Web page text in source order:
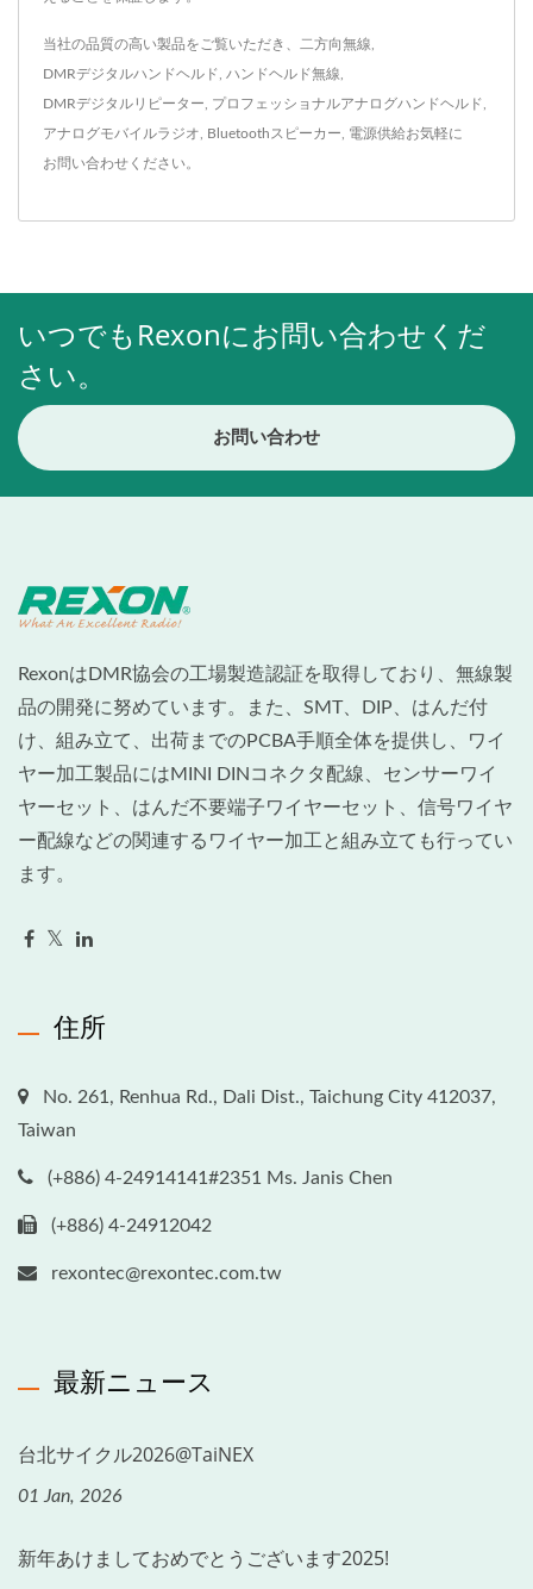
当社の品質の高い製品をご覧いただき、 二方向無線
DMRデジタルハンドヘルド ハンドヘルド無線
DMRデジタルリピーター プロフェッショナルアナログハンドヘルド
アナログモバイルラジオ Bluetoothスピーカー 電源供給お気軽に
お問い合わせ ください。
いつでもRexonにお問い合わせくだ
さい。
お問い合わせ
RexonはDMR協会の工場製造認証を取得しており、無線製
品の開発に努めています。また、SMT、DIP、はんだ付
け、組み立て、出荷までのPCBA手順全体を提供し、ワイ
ヤー加工製品にはMINI DINコネクタ配線、センサーワイ
ヤーセット、はんだ不要端子ワイヤーセット、信号ワイヤ
ー配線などの関連するワイヤー加工と組み立ても行ってい
ます。
住所
No. 261, Renhua Rd., Dali Dist., Taichung City 412037,
Taiwan
(+886) 4-24914141#2351 Ms. Janis Chen
(+886) 4-24912042
rexontec@rexontec.com.tw
最新ニュース
台北サイクル2026@TaiNEX
01 Jan, 2026
新年あけましておめでとうございます2025!